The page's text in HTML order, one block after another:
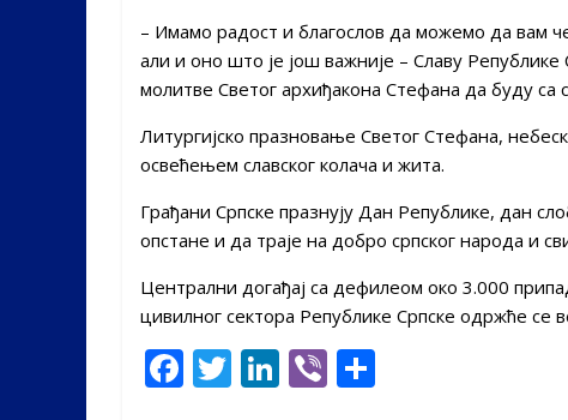
– Имамо радост и благослов да можемо да вам
али и оно што је још важније – Славу
молитве Светог архиђакона Стефана да буду са
Литургијско празновање Светог Стефана,
освећењем славског колача и жита.
Грађани Српске празнују Дан Републике, дан
опстане и да траје на добро српског народа и
Централни догађај са дефилеом око 3.000
цивилног сектора Републике Српске одржће се
F
ac
T
w
Li
n
Vi
b